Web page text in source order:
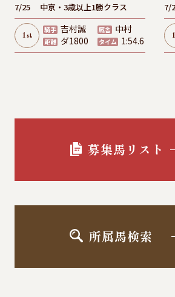
7/25 中京・3歳以上1勝クラス
1 st
騎手 吉村誠 厩舎 中村
距離 ダ1800 タイム 1:54.6
7/
1
募集馬リスト
所属馬検索